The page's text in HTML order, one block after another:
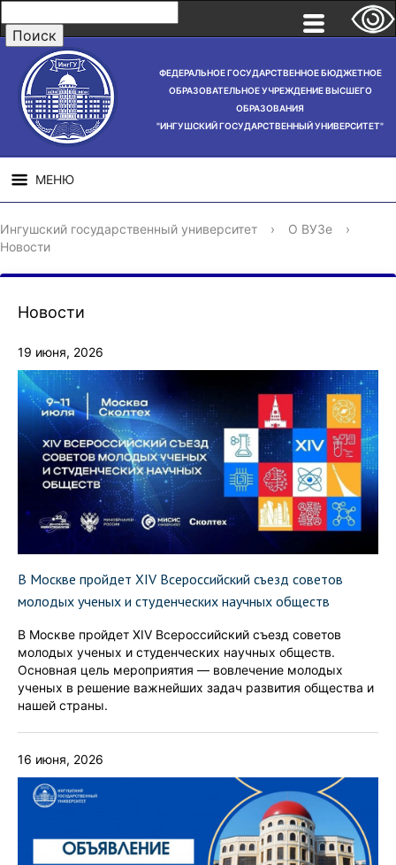
ФЕДЕРАЛЬНОЕ ГОСУДАРСТВЕННОЕ БЮДЖЕТНОЕ
ОБРАЗОВАТЕЛЬНОЕ УЧРЕЖДЕНИЕ ВЫСШЕГО
ОБРАЗОВАНИЯ
"ИНГУШСКИЙ ГОСУДАРСТВЕННЫЙ УНИВЕРСИТЕТ"
МЕНЮ
СВЕДЕНИЯ ОБ
ОБРАЗОВАТЕЛЬНОЙ
НАУЧНАЯ
ДЕЯТЕЛЬНОСТЬ
Ингушский государственный университет › О ВУЗе
›
Новости
Новости
19 июня, 2026
В Москве пройдет XIV Всероссийский съезд советов
молодых ученых и студенческих научных обществ
В Москве пройдет XIV Всероссийский съезд советов
молодых ученых и студенческих научных обществ.
Основная цель мероприятия — вовлечение молодых
ученых в решение важнейших задач развития общества и
нашей страны.
16 июня, 2026